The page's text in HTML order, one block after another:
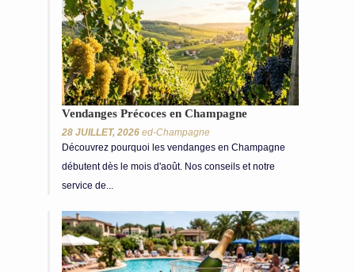
Vendanges Précoces en Champagne
28 JUILLET, 2026 ed-Champagne
Découvrez pourquoi les vendanges en Champagne
débutent dès le mois d'août. Nos conseils et notre
service de...